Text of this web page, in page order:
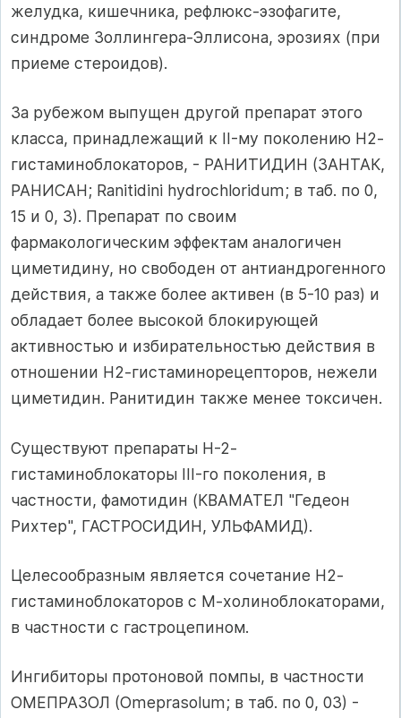
желудка, кишечника, рефлюкс-эзофагите,
синдроме Золлингера-Эллисона, эрозиях (при
приеме стероидов).
За рубежом выпущен другой препарат этого
класса, принадлежащий к II-му поколению Н2-
гистаминоблокаторов, - РАНИТИДИН (ЗАНТАК,
РАНИСАН; Ranitidini hydrochloridum; в таб. по 0,
15 и 0, 3). Препарат по своим
фармакологическим эффектам аналогичен
циметидину, но свободен от антиандрогенного
действия, а также более активен (в 5-10 раз) и
обладает более высокой блокирующей
активностью и избирательностью действия в
отношении Н2-гистаминорецепторов, нежели
циметидин. Ранитидин также менее токсичен.
Существуют препараты Н-2-
гистаминоблокаторы III-го поколения, в
частности, фамотидин (КВАМАТЕЛ "Гедеон
Рихтер", ГАСТРОСИДИН, УЛЬФАМИД).
Целесообразным является сочетание Н2-
гистаминоблокаторов с М-холиноблокаторами,
в частности с гастроцепином.
Ингибиторы протоновой помпы, в частности
ОМЕПРАЗОЛ (Omeprasolum; в таб. по 0, 03) -